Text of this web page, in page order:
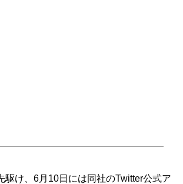
け、6月10日には同社のTwitter公式ア